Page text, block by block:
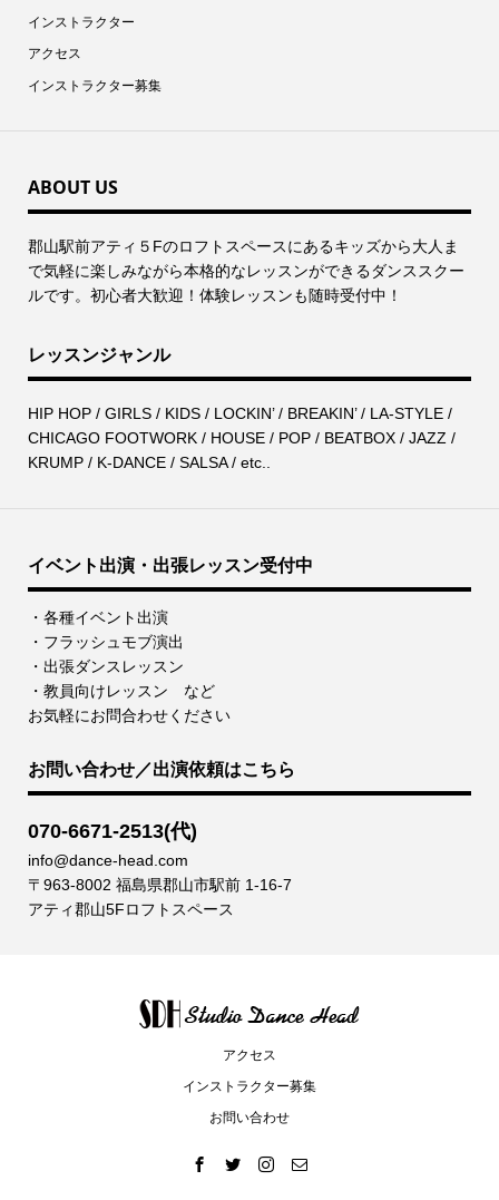
インストラクター
アクセス
インストラクター募集
ABOUT US
郡⼭駅前アティ５Fのロフトスペースにあるキッズから⼤⼈ま
で気軽に楽しみながら本格的なレッスンができるダンススクー
ルです。初心者大歓迎！体験レッスンも随時受付中！
レッスンジャンル
HIP HOP / GIRLS / KIDS / LOCKIN’ / BREAKIN’ / LA-STYLE /
CHICAGO FOOTWORK / HOUSE / POP / BEATBOX / JAZZ /
KRUMP / K-DANCE / SALSA / etc..
イベント出演・出張レッスン受付中
・各種イベント出演
・フラッシュモブ演出
・出張ダンスレッスン
・教員向けレッスン など
お気軽にお問合わせください
お問い合わせ／出演依頼はこちら
070-6671-2513(代)
info@dance-head.com
〒963-8002 福島県郡山市駅前 1-16-7
アティ郡山5Fロフトスペース
アクセス
インストラクター募集
お問い合わせ